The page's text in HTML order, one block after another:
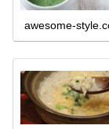
awesome-